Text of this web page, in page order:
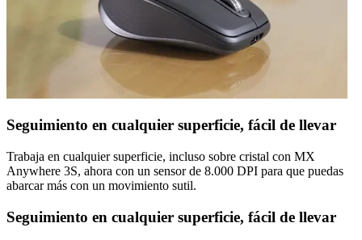
Seguimiento en cualquier superficie, fácil de llevar
Trabaja en cualquier superficie, incluso sobre cristal con MX
Anywhere 3S, ahora con un sensor de 8.000 DPI para que puedas
abarcar más con un movimiento sutil.
Seguimiento en cualquier superficie, fácil de llevar